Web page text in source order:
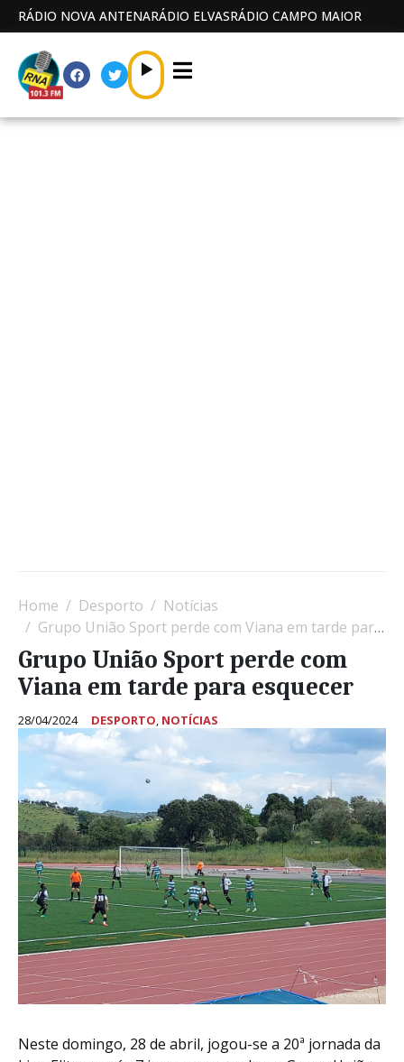
RÁDIO NOVA ANTENARÁDIO ELVASRÁDIO CAMPO MAIOR
Home Desporto
Notícias
Grupo União Sport perde com Viana em tarde para esquecer
Grupo União Sport perde com
Viana em tarde para esquecer
28/04/2024 DESPORTO, NOTÍCIAS
Neste domingo, 28 de abril, jogou-se a 20ª jornada da